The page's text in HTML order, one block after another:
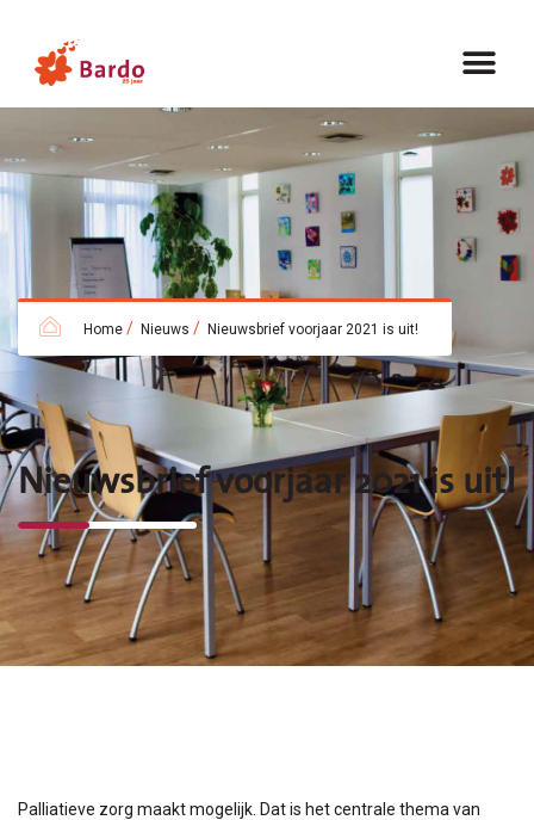
Home / Nieuws / Nieuwsbrief voorjaar 2021 is uit!
Nieuwsbrief voorjaar 2021 is uit!
Palliatieve zorg maakt mogelijk. Dat is het centrale thema van